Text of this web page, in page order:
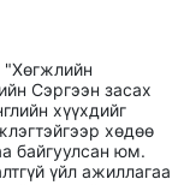
Сэргээн засах
хүүхдийг
хөдөө
байгуулсан юм.
үйл ажиллагаа